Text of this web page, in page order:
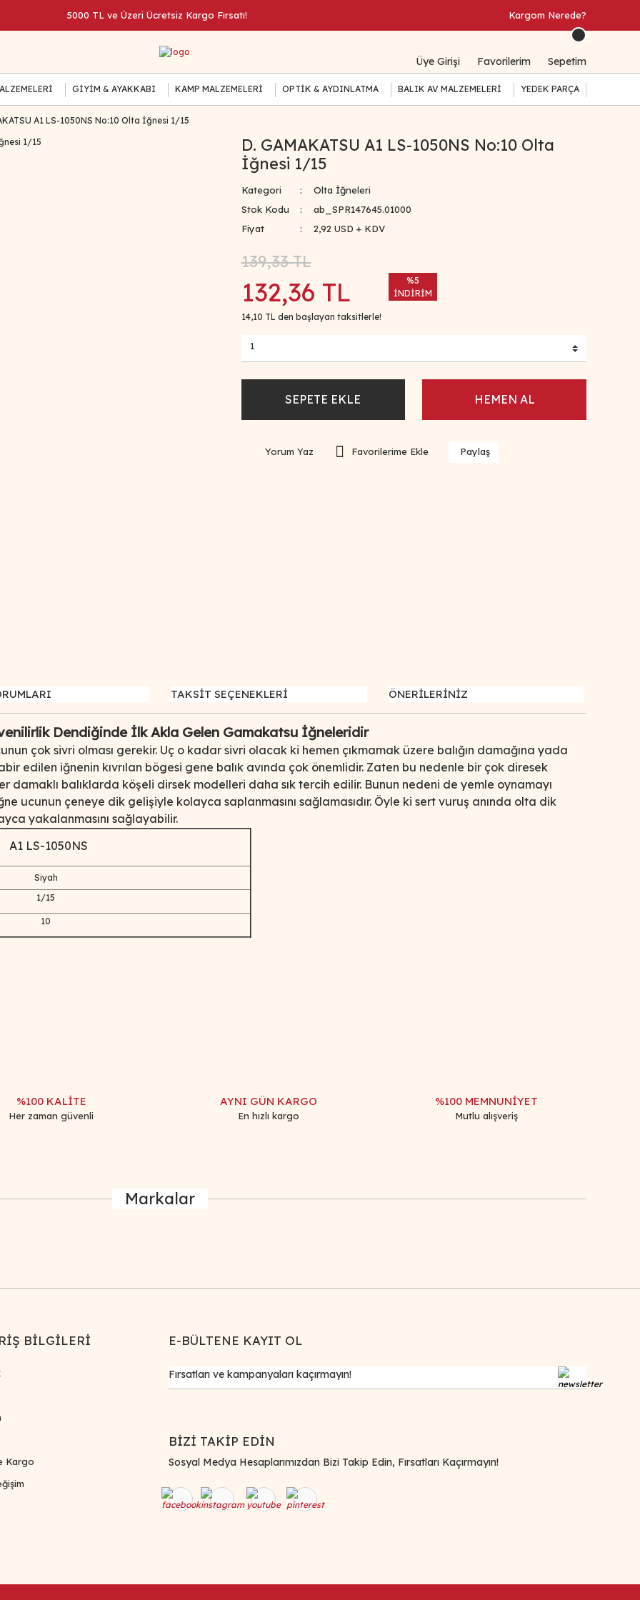
5000 TL ve Üzeri Ücretsiz Kargo Fırsatı! Kargom Nerede?
Üye Girişi Favorilerim Sepetim
GİYİM & AYAKKABI KAMP MALZEMELERİ OPTİK & AYDINLATMA BALIK AV MALZEMELERİ YEDEK PARÇA
A1 LS-1050NS No:10 Olta İğnesi 1/15
D. GAMAKATSU A1 LS-1050NS No:10 Olta
İğnesi 1/15
Kategori
Olta İğneleri
Stok Kodu
ab_SPR147645.01000
Fiyat
2,92 USD + KDV
139,33 TL
132,36 TL
14,10 TL den başlayan taksitlerle!
%5
İNDİRİM
SEPETE EKLE HEMEN AL
Yorum Yaz Paylaş
TAKSİT SEÇENEKLERİ ÖNERİLERİNİZ
Dendiğinde İlk Akla Gelen Gamakatsu İğneleridir
çok sivri olması gerekir. Uç o kadar sivri olacak ki hemen çıkmamak üzere balığın damağına yada
edilen iğnenin kıvrılan bögesi gene balık avında çok önemlidir. Zaten bu nedenle bir çok diresek
damaklı balıklarda köşeli dirsek modelleri daha sık tercih edilir. Bunun nedeni de yemle oynamayı
ucunun çeneye dik gelişiyle kolayca saplanmasını sağlamasıdır. Öyle ki sert vuruş anında olta dik
yakalanmasını sağlayabilir.
A1 LS-1050NS
Siyah
1/15
10
%100 KALİTE
Her zaman güvenli
AYNI GÜN KARGO
En hızlı kargo
%100 MEMNUNİYET
Mutlu alışveriş
Markalar
BİLGİLERİ
Kargo
E-BÜLTENE KAYIT OL
BİZİ TAKİP EDİN
Sosyal Medya Hesaplarımızdan Bizi Takip Edin, Fırsatları Kaçırmayın!